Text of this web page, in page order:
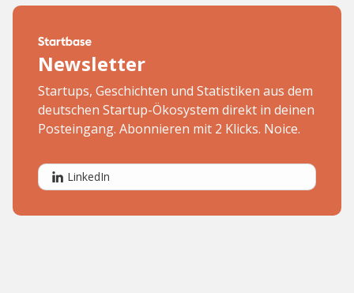
Newsletter
Startups, Geschichten und Statistiken aus dem
deutschen Startup-Ökosystem direkt in deinen
Posteingang. Abonnieren mit 2 Klicks. Noice.
LinkedIn